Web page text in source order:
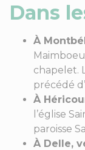
Dans
À
chapelet.
précédé
À
l’église
paroisse
À Delle,